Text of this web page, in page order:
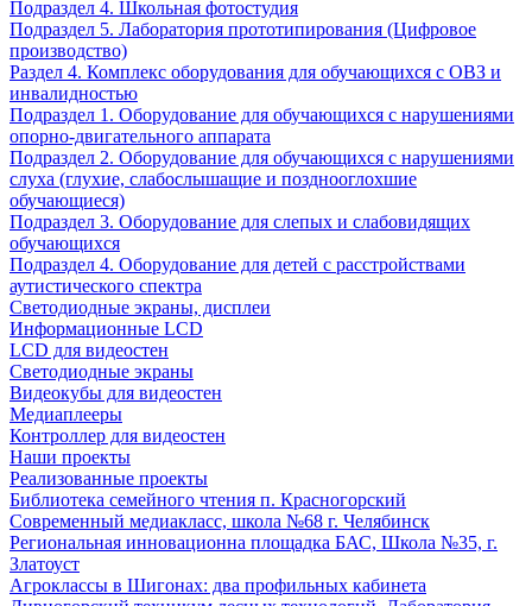
Подраздел 4. Школьная фотостудия
Подраздел 5. Лаборатория прототипирования (Цифровое
производство)
Раздел 4. Комплекс оборудования для обучающихся с ОВЗ и
инвалидностью
Подраздел 1. Оборудование для обучающихся с нарушениями
опорно-двигательного аппарата
Подраздел 2. Оборудование для обучающихся с нарушениями
слуха (глухие, слабослышащие и позднооглохшие
обучающиеся)
Подраздел 3. Оборудование для слепых и слабовидящих
обучающихся
Подраздел 4. Оборудование для детей с расстройствами
аутистического спектра
Светодиодные экраны, дисплеи
Информационные LCD
LCD для видеостен
Светодиодные экраны
Видеокубы для видеостен
Медиаплееры
Контроллер для видеостен
Наши проекты
Реализованные проекты
Библиотека семейного чтения п. Красногорский
Современный медиакласс, школа №68 г. Челябинск
Региональная инновационна площадка БАС, Школа №35, г.
Златоуст
Агроклассы в Шигонах: два профильных кабинета